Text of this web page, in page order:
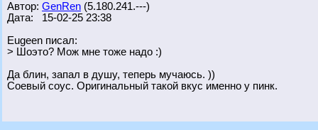
Автор: GenRen (5.180.241.---)
Дата: 15-02-25 23:38
Eugeen писал:
> Шоэто? Мож мне тоже надо :)
Да блин, запал в душу, теперь мучаюсь. ))
Соевый соус. Оригинальный такой вкус именно у пинк.